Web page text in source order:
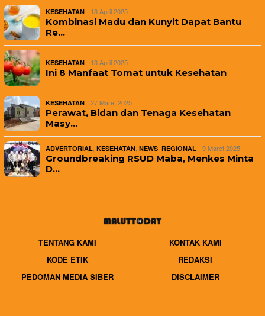
KESEHATAN 13 April 2025
Kombinasi Madu dan Kunyit Dapat Bantu
Re…
KESEHATAN 13 April 2025
Ini 8 Manfaat Tomat untuk Kesehatan
KESEHATAN 27 Maret 2025
Perawat, Bidan dan Tenaga Kesehatan
Masy…
ADVERTORIAL, KESEHATAN, NEWS, REGIONAL 9 Maret 2025
Groundbreaking RSUD Maba, Menkes Minta
D…
TENTANG KAMI
KONTAK KAMI
KODE ETIK
REDAKSI
PEDOMAN MEDIA SIBER
DISCLAIMER